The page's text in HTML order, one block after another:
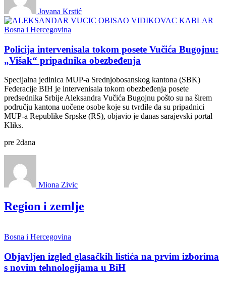
Jovana Krstić
Bosna i Hercegovina
Policija intervenisala tokom posete Vučića Bugojnu:
„Višak“ pripadnika obezbeđenja
Specijalna jedinica MUP-a Srednjobosanskog kantona (SBK)
Federacije BIH je intervenisala tokom obezbeđenja posete
predsednika Srbije Aleksandra Vučića Bugojnu pošto su na širem
području kantona uočene osobe koje su tvrdile da su pripadnici
MUP-a Republike Srpske (RS), objavio je danas sarajevski portal
Kliks.
pre 2dana
Miona Zivic
Region i zemlje
Bosna i Hercegovina
Objavljen izgled glasačkih listića na prvim izborima
s novim tehnologijama u BiH